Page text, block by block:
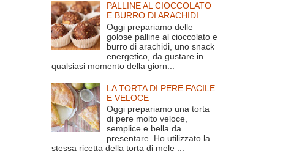
PALLINE AL CIOCCOLATO
E BURRO DI ARACHIDI
Oggi prepariamo delle
golose palline al cioccolato e
burro di arachidi, uno snack
energetico, da gustare in
qualsiasi momento della giorn...
LA TORTA DI PERE FACILE
E VELOCE
Oggi prepariamo una torta
di pere molto veloce,
semplice e bella da
presentare. Ho utilizzato la
stessa ricetta della torta di mele ...